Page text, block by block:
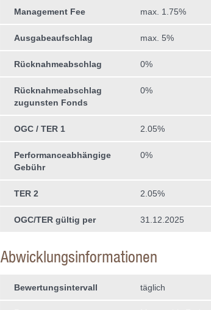
Management Fee max. 1.75%
Ausgabeaufschlag max. 5%
Rücknahmeabschlag 0%
Rücknahmeabschlag
zugunsten Fonds
0%
OGC / TER 1 2.05%
Performanceabhängige
Gebühr
0%
TER 2 2.05%
OGC/TER gültig per 31.12.2025
Abwicklungsinformationen
Bewertungsintervall täglich